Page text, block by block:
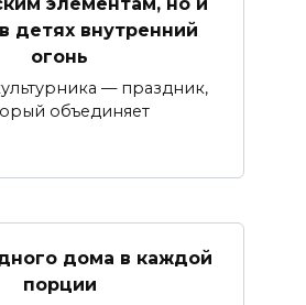
детях внутренний
огонь
— праздник,
объединяет
дома в каждой
порции